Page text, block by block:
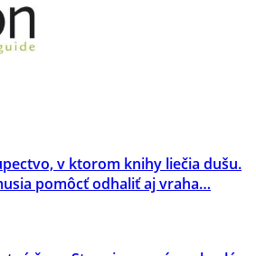
v ktorom knihy liečia dušu.
pomôcť odhaliť aj vraha…